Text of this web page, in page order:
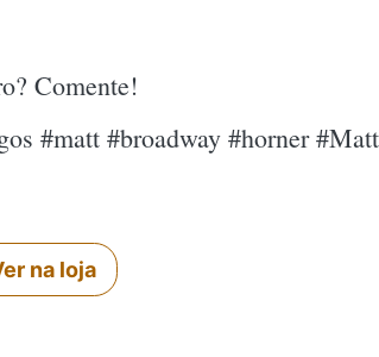
Comente!
#matt #broadway #horner
na loja